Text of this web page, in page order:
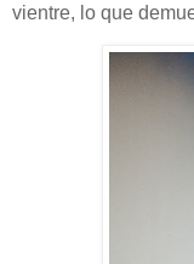
vientre, lo que